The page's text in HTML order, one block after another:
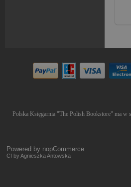
Polska Księgarnia "The Polish Bookstore" ma w
Powered by nopCommerce
CI by Agnieszka Antowska